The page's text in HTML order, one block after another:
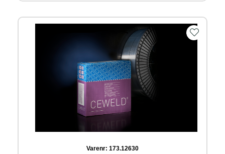
Varenr: 173.12630